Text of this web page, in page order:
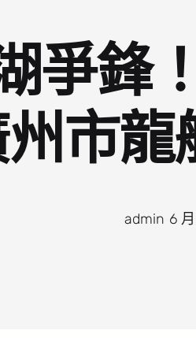
爭鋒
市
admin 6